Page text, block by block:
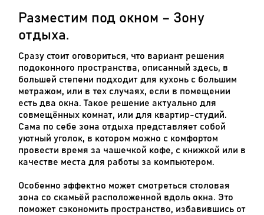
Особенно эффектно может смотреться столовая
зона со скамьёй расположенной вдоль окна. Это
поможет сэкономить пространство, избавившись от
Разместим под окном – Зону
отдыха.
Сразу стоит оговориться, что вариант решения
подоконного пространства, описанный здесь, в
большей степени подходит для кухонь с большим
метражом, или в тех случаях, если в помещении
есть два окна. Такое решение актуально для
совмещённых комнат, или для квартир-студий.
Сама по себе зона отдыха представляет собой
уютный уголок, в котором можно с комфортом
провести время за чашечкой кофе, с книжкой или в
качестве места для работы за компьютером.